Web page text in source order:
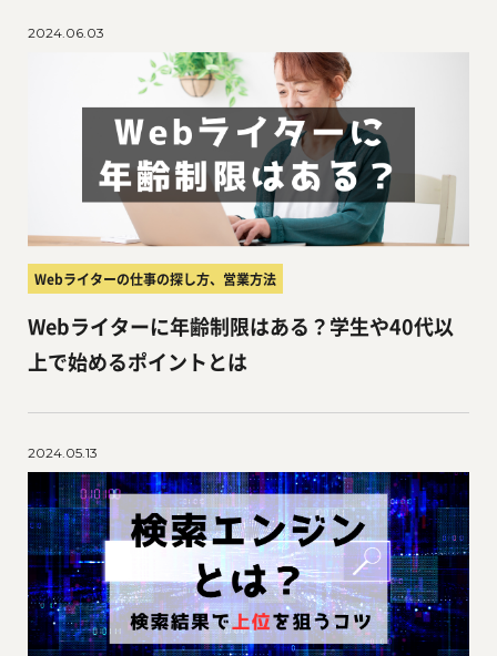
Webライターの仕事の探し方、営業方法
2024.06.03
Webライターに年齢制限はある？学生や40代以
上で始めるポイントとは
2024.05.13